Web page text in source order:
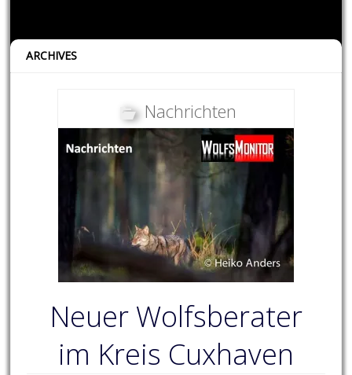
ARCHIVES
Nachrichten
Neuer Wolfsberater
im Kreis Cuxhaven